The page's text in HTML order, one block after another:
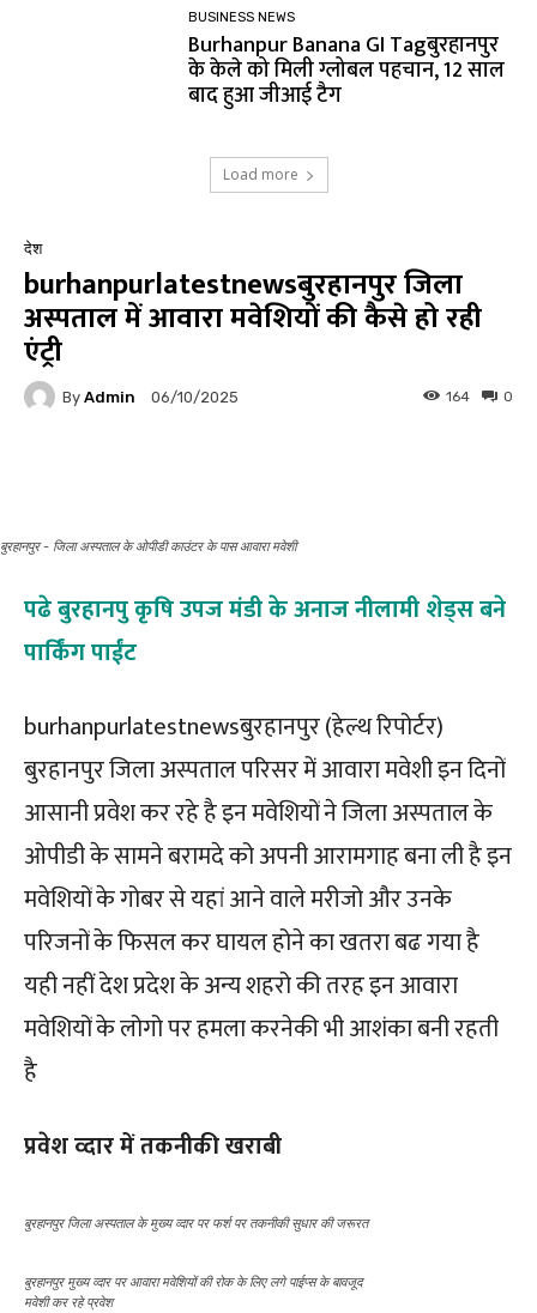
BUSINESS NEWS
Burhanpur Banana GI Tagबुरहानपुर
के केले को मिली ग्लोबल पहचान, 12 साल
बाद हुआ जीआई टैग
Load more
देश
burhanpurlatestnewsबुरहानपुर जिला
अस्पताल में आवारा मवेशियों की कैसे हो रही
एंट्री
By Admin 06/10/2025 0
164
बुरहानपुर - जिला अस्पताल के ओपीडी काउंटर के पास आवारा मवेशी
पढे बुरहानपु कृषि उपज मंडी के अनाज नीलामी शेड्स बने
पार्किंग पाईंट
burhanpurlatestnewsबुरहानपुर (हेल्थ रिपोर्टर)
बुरहानपुर जिला अस्पताल परिसर में आवारा मवेशी इन दिनों
आसानी प्रवेश कर रहे है इन मवेशियों ने जिला अस्पताल के
ओपीडी के सामने बरामदे को अपनी आरामगाह बना ली है इन
मवेशियों के गोबर से यहां आने वाले मरीजो और उनके
परिजनों के फिसल कर घायल होने का खतरा बढ गया है
यही नहीं देश प्रदेश के अन्य शहरो की तरह इन आवारा
मवेशियों के लोगो पर हमला करनेकी भी आशंका बनी रहती
है
प्रवेश व्दार में तकनीकी खराबी
बुरहानपुर जिला अस्पताल के मुख्य व्दार पर फर्श पर तकनीकी सुधार की जरूरत
बुरहानपुर मुख्य व्दार पर आवारा मवेशियों की रोक के लिए लगे पाईप्स के बावजूद
मवेशी कर रहे प्रवेश